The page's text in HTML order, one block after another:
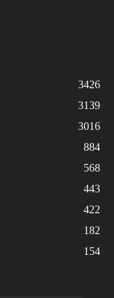
3426
3139
3016
884
568
443
422
182
154